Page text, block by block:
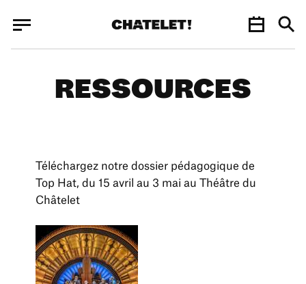
RESSOURCES
Téléchargez notre dossier pédagogique de
Top Hat, du 15 avril au 3 mai au Théâtre du
Châtelet